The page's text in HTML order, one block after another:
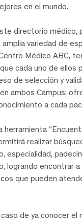
en el mundo.
directorio médico,
amplia variedad de
Médico ABC,
cada uno de ellos
de selección y
ambos Campus;
a cada
herramienta
realizar
especialidad,
logrando encontrar
que pueden
de ya conocer el